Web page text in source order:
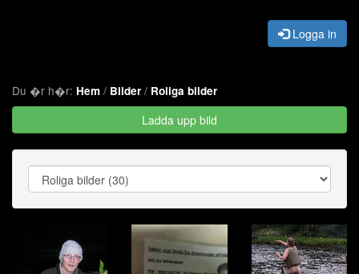
Logga in
Du �r h�r: Hem / Bilder / Roliga bilder
Ladda upp bild